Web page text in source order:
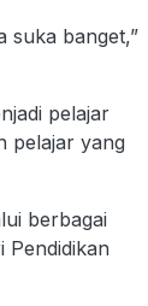
suka banget,”
pelajar
pelajar yang
berbagai
Pendidikan